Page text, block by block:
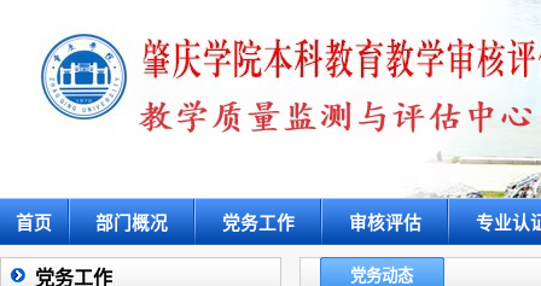
首页 部门概况 党务工作 审核评估 专业认
党务工作 党务动态